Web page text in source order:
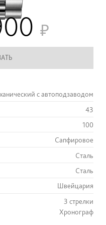
с автоподзаводом
43
100
Сапфировое
Сталь
Сталь
Швейцария
3 стрелки
Хронограф